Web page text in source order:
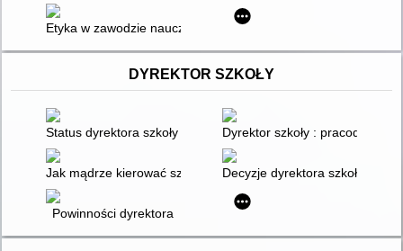
Etyka w zawodzie nauczyciela
DYREKTOR SZKOŁY
Status dyrektora szkoły : poradnik dla samorządów i
Dyrektor szkoły : pracodawca,
Jak mądrze kierować szkołą? Decyzje dyrektora szkoły i
Powinności dyrektora